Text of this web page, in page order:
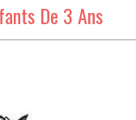
De 3 Ans